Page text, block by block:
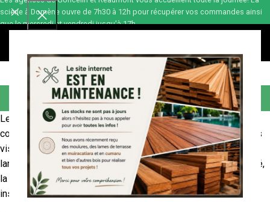
Accessoires terrasses
Les accessoires terrasse comprennent divers éléments qui
complètent et améliorent l’aménagement extérieur, comme les
vis, les clips de fixation, les lambourdes, protection pour
lambourdes , géotextile… Ces accessoires assurent la solidité,
la sécurité et la finition de la terrasse, tout en facilitant son
installation et son entretien.
scierie à Domène ouvre de 7h30 à 12h pour récupérer vos commandes ainsi
que le mercredi et vendredi jusqu'à 17h.